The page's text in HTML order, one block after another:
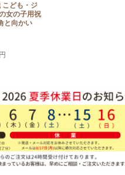
こども・ジ
女の子用祝
と向かい
円